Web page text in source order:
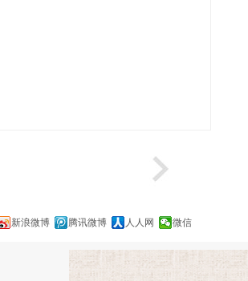
新浪微博 腾讯微博 人人网 微信